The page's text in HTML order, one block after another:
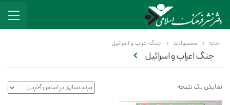
خانه محصولات جنگ اعراب و اسرائیل
جنگ اعراب و اسرائیل
نمایش یک نتیجه